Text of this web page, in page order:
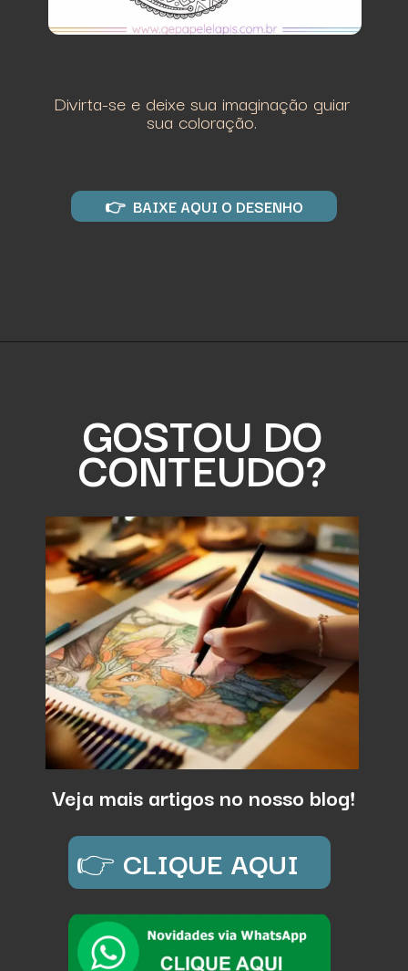
Divirta-se e deixe sua imaginação guiar
sua coloração.
👉 BAIXE AQUI O DESENHO
Veja mais artigos no nosso blog!
👉 CLIQUE AQUI
GOSTOU DO
CONTEUDO?